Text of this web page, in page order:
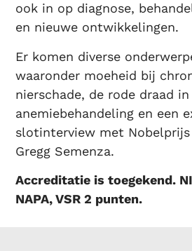
ook in op diagnose,
en nieuwe ontwikkelingen.
Er komen diverse
waaronder moeheid bij
nierschade, de rode draad in
anemiebehandeling en een
slotinterview met
Gregg Semenza.
Accreditatie is toegekend.
NAPA, VSR 2 punten.